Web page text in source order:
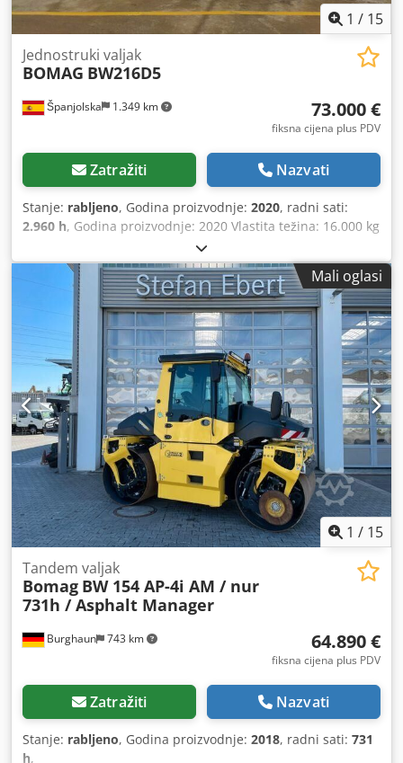
1 / 15
Španjolska 1.349 km
Jednostruki valjak
BOMAG BW216D5
73.000 €
fiksna cijena plus PDV
Zatražiti Nazvati
Stanje: rabljeno, Godina proizvodnje: 2020, radni sati:
2.960 h, Godina proizvodnje: 2020 Vlastita težina: 16.000 kg
Dimenzije (D x Š x V): 622 x 230 x 299 cm Tip motora: Deutz
DEUTZ TCD4.1 L-4 Codpfexqfdtsx Abgsrf
Mali oglasi
1 / 15
Burghaun 743 km
Tandem valjak
Bomag BW 154 AP-4i AM / nur
731h / Asphalt Manager
64.890 €
fiksna cijena plus PDV
Zatražiti Nazvati
Stanje: rabljeno, Godina proizvodnje: 2018, radni sati: 731
h,